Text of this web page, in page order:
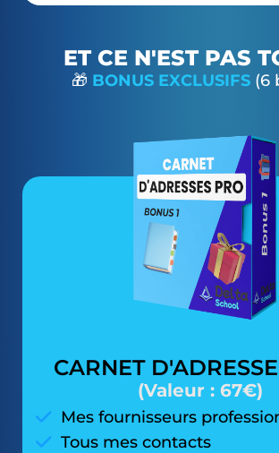
ET CE N'EST PAS
🎁 BONUS EXCLUSIFS(6
CARNET
(Valeur : 67€)
Mes fournisseurs
Tous mes contacts